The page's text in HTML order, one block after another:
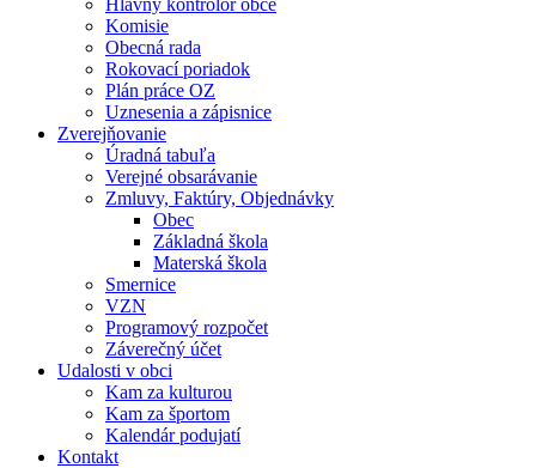
Hlavný kontrolór obce
Komisie
Obecná rada
Rokovací poriadok
Plán práce OZ
Uznesenia a zápisnice
Zverejňovanie
Úradná tabuľa
Verejné obsarávanie
Zmluvy, Faktúry, Objednávky
Obec
Základná škola
Materská škola
Smernice
VZN
Programový rozpočet
Záverečný účet
Udalosti v obci
Kam za kulturou
Kam za športom
Kalendár podujatí
Kontakt